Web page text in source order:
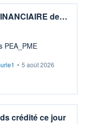
de…
PEA_PME
• 5 août 2026
crédité ce jour